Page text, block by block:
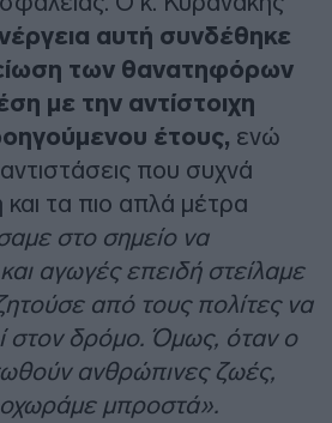
αυτή συνδέθηκε
των θανατηφόρων
με την αντίστοιχη
έτους, ενώ
που συχνά
τα πιο απλά μέτρα
στο σημείο να
αγωγές επειδή στείλαμε
από τους πολίτες να
στον δρόμο. Όμως, όταν ο
ανθρώπινες ζωές,
μπροστά».